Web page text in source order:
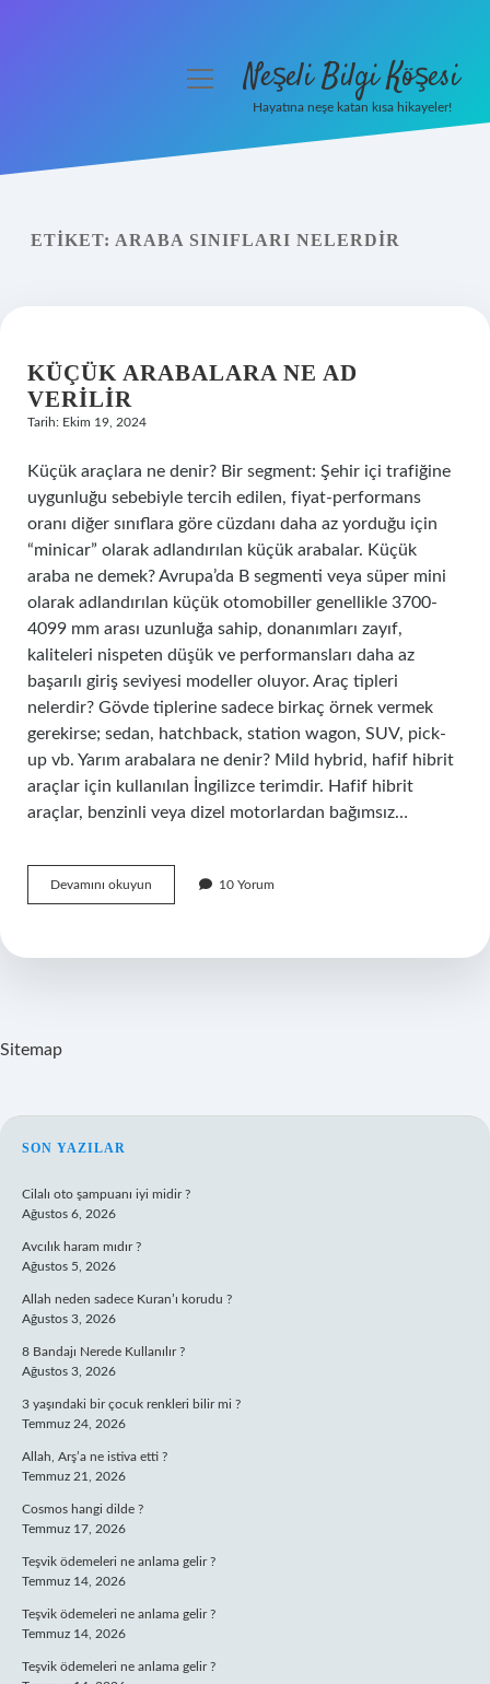
Yasal Uyarı
menüyüNeşeli Bilgi Köşesi
Hayatına neşe katan kısa hikayeler!
ETIKET: ARABA SINIFLARI NELERDIR
KÜÇÜK ARABALARA NE AD
VERILIR
Tarih: Ekim 19, 2024
Küçük araçlara ne denir? Bir segment: Şehir içi trafiğine
uygunluğu sebebiyle tercih edilen, fiyat-performans
oranı diğer sınıflara göre cüzdanı daha az yorduğu için
“minicar” olarak adlandırılan küçük arabalar. Küçük
araba ne demek? Avrupa’da B segmenti veya süper mini
olarak adlandırılan küçük otomobiller genellikle 3700-
4099 mm arası uzunluğa sahip, donanımları zayıf,
kaliteleri nispeten düşük ve performansları daha az
başarılı giriş seviyesi modeller oluyor. Araç tipleri
nelerdir? Gövde tiplerine sadece birkaç örnek vermek
gerekirse; sedan, hatchback, station wagon, SUV, pick-
up vb. Yarım arabalara ne denir? Mild hybrid, hafif hibrit
araçlar için kullanılan İngilizce terimdir. Hafif hibrit
araçlar, benzinli veya dizel motorlardan bağımsız…
Devamını okuyun
Arabalara
Verilir
10 Yorum
Sitemap
SIDEBAR
SON YAZILAR
Cilalı oto şampuanı iyi midir ?
Ağustos 6, 2026
Avcılık haram mıdır ?
Ağustos 5, 2026
Allah neden sadece Kuran’ı korudu ?
Ağustos 3, 2026
8 Bandajı Nerede Kullanılır ?
Ağustos 3, 2026
3 yaşındaki bir çocuk renkleri bilir mi ?
Temmuz 24, 2026
Allah, Arş’a ne istiva etti ?
Temmuz 21, 2026
Cosmos hangi dilde ?
Temmuz 17, 2026
Teşvik ödemeleri ne anlama gelir ?
Temmuz 14, 2026
Teşvik ödemeleri ne anlama gelir ?
Temmuz 14, 2026
Teşvik ödemeleri ne anlama gelir ?